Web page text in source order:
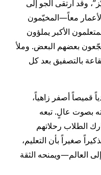
وقد ارتقى الجو إلى
معاً—المخيّمون
الأكبر يملؤون
بعضهم البعض. وملأ
بالتصفيق بعد كل
قميصاً أصفر زاهياً،
بصوت عالٍ. تبعه
الطلاب رحلاتهم
صغيراً بأن التعليم،
العالم—ويمنحه الثقة